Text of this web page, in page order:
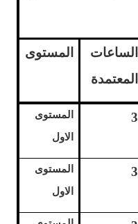
الساعات
المعتمدة
المستوى
3
المستوى
الاول
3
المستوى
الاول